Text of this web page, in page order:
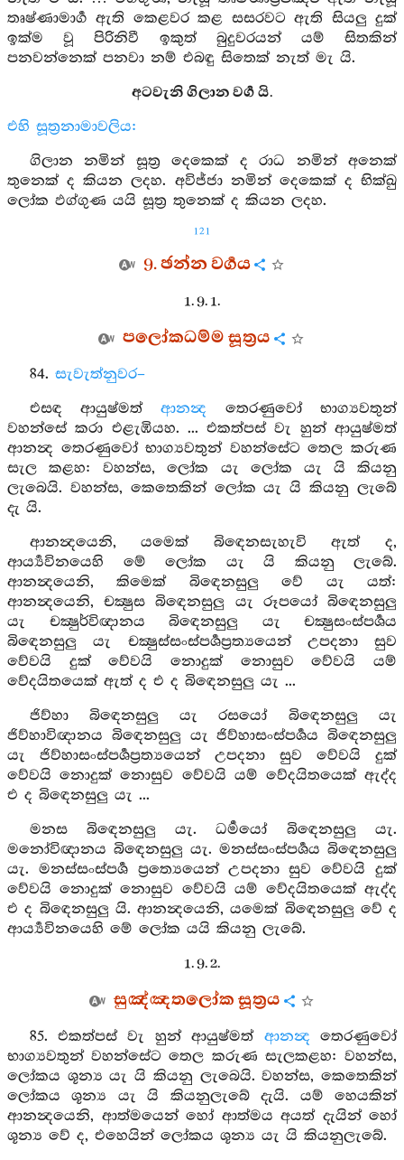
තෘෂ්ණාමාර්‍ග ඇති කෙළවර කළ සසරවට ඇති සියලු දුක්
ඉක්ම වූ පිරිනිවී ඉකුත් බුදුවරයන් යම් සිතකින්
පනවන්නෙක් පනවා නම් එබඳු සිතෙක් නැත් මැ යි.
අටවැනි ගිලාන වර්‍ග යි.
එහි සූත්‍රනාමාවලිය:
ගිලාන නමින් සූත්‍ර දෙකෙක් ද රාධ නමින් අනෙක්
තුනෙක් ද කියන ලදහ. අවිජ්ජා නමින් දෙකෙක් ද භික්ඛු
ලෝක ඵග්ගුණ යයි සූත්‍ර තුනෙක් ද කියන ලදහ.
121
9. ඡන්න වර්‍ගය
1. 9. 1.
පලෝකධම්ම සූත්‍රය
84. සැවැත්නුවර–
එසඳ ආයුෂ්මත්ආනන්‍ද තෙරණුවෝ භාග්‍යවතුන්
වහන්සේ කරා එළැඹියහ. ... එකත්පස් වැ හුන් ආයුෂ්මත්
ආනන්‍ද තෙරණුවෝ භාග්‍යවතුන් වහන්සේට තෙල කරුණ
සැල කළහ: වහන්ස, ලෝක යැ ලෝක යැ යි කියනු
ලැබෙයි. වහන්ස, කෙතෙකින් ලෝක යැ යි කියනු ලැබේ
දැ යි.
ආනන්‍දයෙනි, යමෙක් බිඳෙනසැහැවි ඇත් ද,
ආර්‍ය්‍යවිනයෙහි මේ ලෝක යැ යි කියනු ලැබේ.
ආනන්‍දයෙනි, කිමෙක් බිඳෙනසුලු වේ යැ යත්:
ආනන්‍දයෙනි, චක්‍ෂුස බිඳෙනසුලු යැ රූපයෝ බිඳෙනසුලු
යැ චක්‍ෂුර්විඥානය බිඳෙනසුලු යැ චක්‍ෂුසංස්පර්‍ශය
බිඳෙනසුලු යැ චක්‍ෂුස්සංස්පර්‍ශප්‍රත්‍යයෙන් උපදනා සුව
වේවයි දුක් වේවයි නොදුක් නොසුව වේවයි යම්
වේදයිතයෙක් ඇත් ද එ ද බිඳෙනසුලු යැ ...
ජිව්හා බිඳෙනසුලු යැ රසයෝ බිඳෙනසුලු යැ
ජිව්හාවිඥානය බිඳෙනසුලු යැ ජිව්හාසංස්පර්‍ශය බිඳෙනසුලු
යැ ජිව්හාසංස්පර්‍ශප්‍රත්‍යයෙන් උපදනා සුව වේවයි දුක්
වේවයි නොදුක් නොසුව වේවයි යම් වේදයිතයෙක් ඇද්ද
එ ද බිඳෙනසුලු යැ ...
මනස බිඳෙනසුලු යැ. ධර්‍මයෝ බිඳෙනසුලු යැ.
මනෝවිඥානය බිඳෙනසුලු යැ. මනස්සංස්පර්‍ශය බිඳෙනසුලු
යැ. මනස්සංස්පර්‍ශ ප්‍රත්‍යෙයෙන් උපදනා සුව වේවයි දුක්
වේවයි නොදුක් නොසුව වේවයි යම් වේදයිතයෙක් ඇද්ද
එ ද බිඳෙනසුලු යි. ආනන්‍දයෙනි, යමෙක් බිඳෙනසුලු වේ ද
ආර්‍ය්‍යවිනයෙහි මේ ලෝක යයි කියනු ලැබේ.
1. 9. 2.
සුඤ්ඤතලෝක සූත්‍රය
85. එකත්පස් වැ හුන් ආයුෂ්මත් ආනන්‍ද තෙරණුවෝ
භාග්‍යවතුන් වහන්සේට තෙල කරුණ සැලකළහ: වහන්ස,
ලෝකය ශූන්‍ය යැ යි කියනු ලැබෙයි. වහන්ස, කෙතෙකින්
ලෝකය ශූන්‍ය යැ යි කියනුලැබේ දැයි. යම් හෙයකින්
ආනන්‍දයෙනි, ආත්මයෙන් හෝ ආත්මය අයත් දැයින් හෝ
ශූන්‍ය වේ ද, එහෙයින් ලෝකය ශූන්‍ය යැ යි කියනුලැබේ.